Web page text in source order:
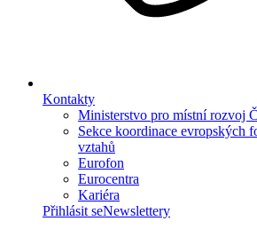
Kontakty
Ministerstvo pro místní rozvoj
Sekce koordinace evropských
vztahů
Eurofon
Eurocentra
Kariéra
Přihlásit seNewslettery